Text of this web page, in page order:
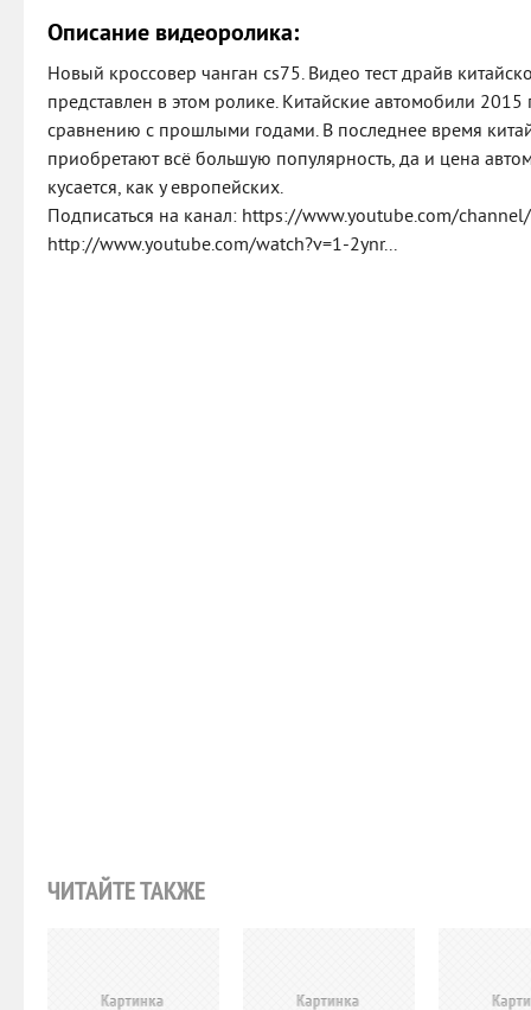
Описание видеоролика:
Новый кроссовер чанган cs75. Видео тест драйв
представлен в этом ролике. Китайские автомобили
сравнению с прошлыми годами. В последнее время
приобретают всё большую популярность, да и цена
кусается, как у европейских.
Подписаться на канал: https://www.youtube.com/channel/
http://www.youtube.com/watch?v=1-2ynr...
ЧИТАЙТЕ ТАКЖЕ